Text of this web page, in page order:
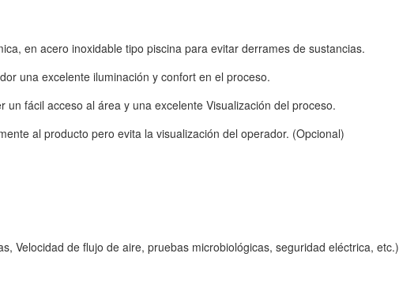
en acero inoxidable tipo piscina para evitar derrames de sustancias.
una excelente iluminación y confort en el proceso.
fácil acceso al área y una excelente Visualización del proceso.
al producto pero evita la visualización del operador. (Opcional)
Velocidad de flujo de aire, pruebas microbiológicas, seguridad eléctrica, etc.)